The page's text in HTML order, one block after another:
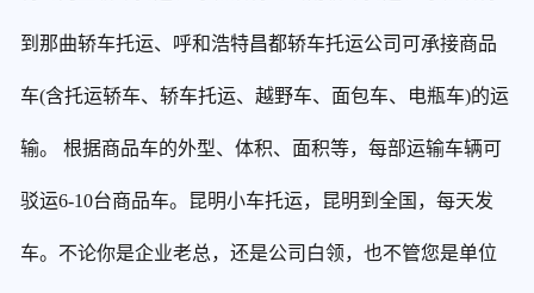
到那曲轿车托运、呼和浩特昌都轿车托运公司可承接商品
车(含托运轿车、轿车托运、越野车、面包车、电瓶车)的运
输。 根据商品车的外型、体积、面积等，每部运输车辆可
驳运6-10台商品车。昆明小车托运，昆明到全国，每天发
车。不论你是企业老总，还是公司白领，也不管您是单位